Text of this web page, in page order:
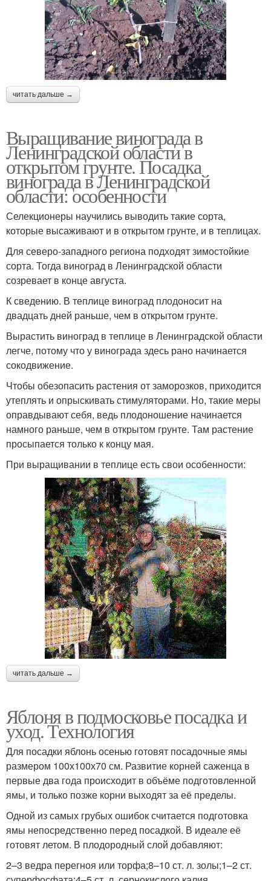
читать дальше →
Выращивание винограда в
Ленинградской области в
открытом грунте. Посадка
винограда в Ленинградской
области: особенности
Селекционеры научились выводить такие сорта,
которые высаживают и в открытом грунте, и в теплицах.
Для северо-западного региона подходят зимостойкие
сорта. Тогда виноград в Ленинградской области
созревает в конце августа.
К сведению. В теплице виноград плодоносит на
двадцать дней раньше, чем в открытом грунте.
Вырастить виноград в теплице в Ленинградской области
легче, потому что у винограда здесь рано начинается
сокодвижение.
Чтобы обезопасить растения от заморозков, приходится
утеплять и опрыскивать стимуляторами. Но, такие меры
оправдывают себя, ведь плодоношение начинается
намного раньше, чем в открытом грунте. Там растение
просыпается только к концу мая.
При выращивании в теплице есть свои особенности:
читать дальше →
Яблоня в подмосковье посадка и
уход. Технология
Для посадки яблонь осенью готовят посадочные ямы
размером 100х100х70 см. Развитие корней саженца в
первые два года происходит в объёме подготовленной
ямы, и только позже корни выходят за её пределы.
Одной из самых грубых ошибок считается подготовка
ямы непосредственно перед посадкой. В идеале её
готовят летом. В плодородный слой добавляют:
2–3 ведра перегноя или торфа;8–10 ст. л. золы;1–2 ст.